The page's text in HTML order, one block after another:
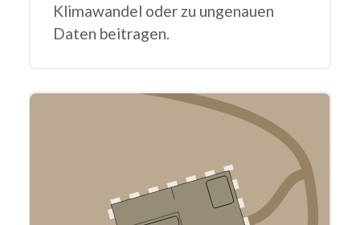
Klimawandel oder zu ungenauen
Daten beitragen.